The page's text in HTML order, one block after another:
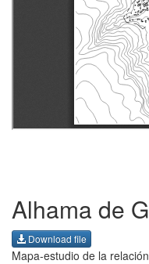
Alhama de
Download file
Mapa-estudio de la